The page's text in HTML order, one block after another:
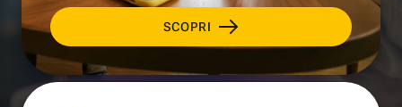
SCOPRI